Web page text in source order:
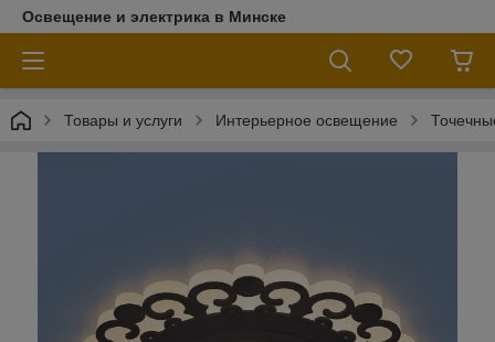
Освещение и электрика в Минске
Товары и услуги Интерьерное освещение